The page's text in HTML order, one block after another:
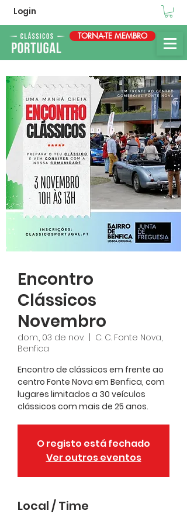
Login
TORNA-TE MEMBRO
Encontro
Clássicos
Novembro
dom., 03 de nov.
  |
C. C. Fonte Nova,
Benfica
Encontro de clássicos em frente ao
centro Fonte Nova em Benfica, com
lugares limitados a 30 veículos
clássicos com mais de 25 anos.
O registo está fechado
Ver outros eventos
Local / Time